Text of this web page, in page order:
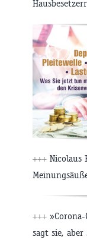
+++ Nicolaus
+++
sagt sie, aber